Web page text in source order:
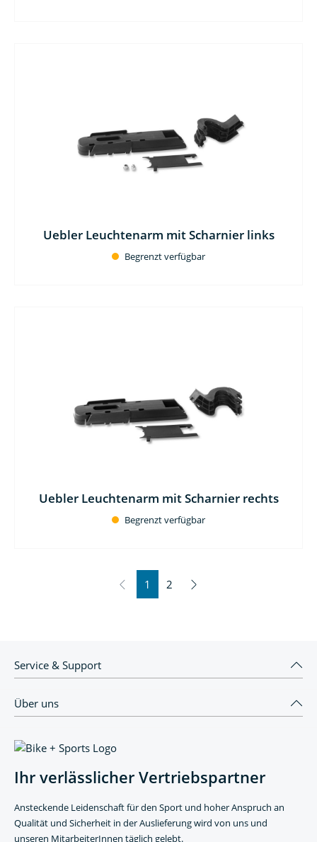
Uebler Leuchtenarm mit Scharnier links
Begrenzt verfügbar
Uebler Leuchtenarm mit Scharnier rechts
Begrenzt verfügbar
1 2
Service & Support
Über uns
Ihr verlässlicher Vertriebspartner
Ansteckende Leidenschaft für den Sport und hoher Anspruch an
Qualität und Sicherheit in der Auslieferung wird von uns und
unseren MitarbeiterInnen täglich gelebt.